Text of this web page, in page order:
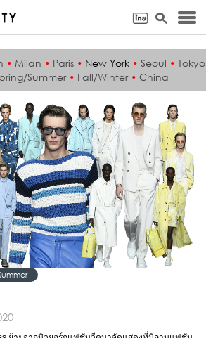
• Milan • Paris • New York • Seoul • Tokyo
Summer • Fall/Winter • China